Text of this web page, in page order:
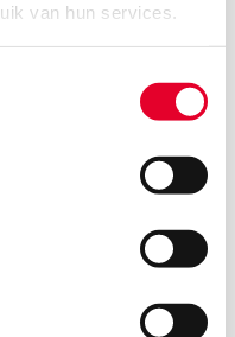
van hun services.